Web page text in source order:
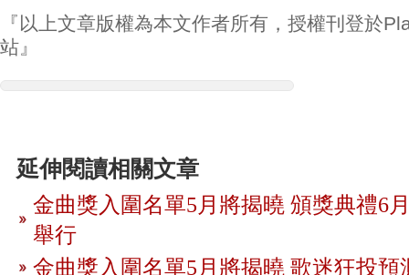
『以上文章版權為本文作者所有，授權刊登於
站』
延伸閱讀相關文章
金曲獎入圍名單5月將揭曉 頒獎典禮6
舉行
金曲獎入圍名單5月將揭曉 歌迷狂投預